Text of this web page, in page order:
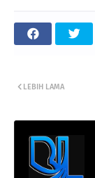
LEBIH LAMA